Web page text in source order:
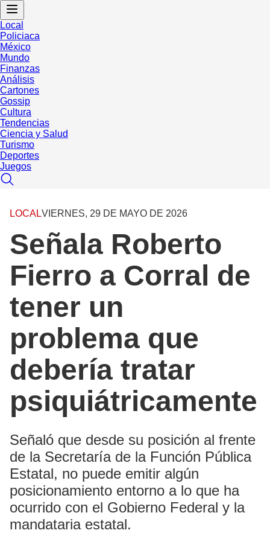
Local
Policiaca
México
Mundo
Finanzas
Análisis
Cartones
Gossip
Cultura
Tendencias
Ciencia y Salud
Turismo
Deportes
Juegos
LOCALVIERNES, 29 DE MAYO DE 2026
Señala Roberto
Fierro a Corral de
tener un
problema que
debería tratar
psiquiátricamente
Señaló que desde su posición al frente
de la Secretaría de la Función Pública
Estatal, no puede emitir algún
posicionamiento entorno a lo que ha
ocurrido con el Gobierno Federal y la
mandataria estatal.